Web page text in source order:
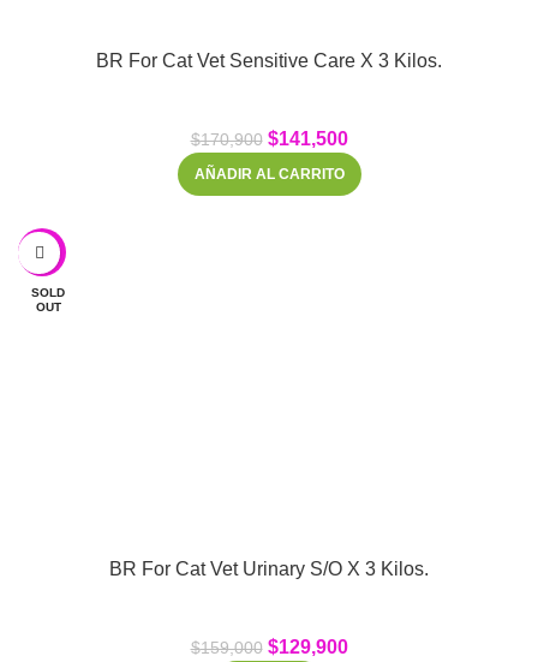
BR For Cat Vet Sensitive Care X 3 Kilos.
$170,900 $141,500
AÑADIR AL CARRITO
-18%
SOLD
OUT
BR For Cat Vet Urinary S/O X 3 Kilos.
$159,000 $129,900